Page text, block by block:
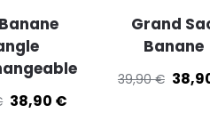
38,90 €
Grand
Banane
39,90€